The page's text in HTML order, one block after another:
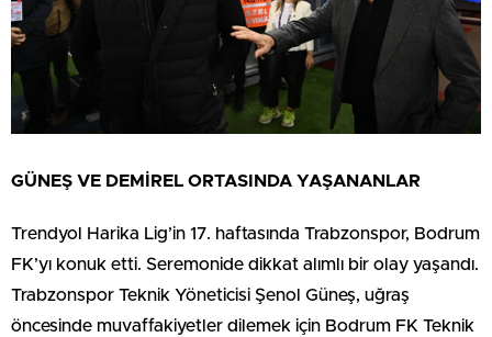
GÜNEŞ VE DEMİREL ORTASINDA YAŞANANLAR
Trendyol Harika Lig’in 17. haftasında Trabzonspor, Bodrum
FK’yı konuk etti. Seremonide dikkat alımlı bir olay yaşandı.
Trabzonspor Teknik Yöneticisi Şenol Güneş, uğraş
öncesinde muvaffakiyetler dilemek için Bodrum FK Teknik